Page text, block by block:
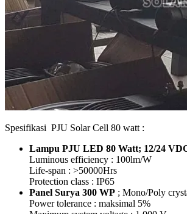
Spesifikasi PJU Solar Cell 80 watt :
Lampu PJU LED 80 Watt; 12/24
Luminous efficiency : 100lm/W
Life-span : >50000Hrs
Protection class : IP65
Panel Surya 300 WP ; Mono/Poly
Power tolerance : maksimal 5%